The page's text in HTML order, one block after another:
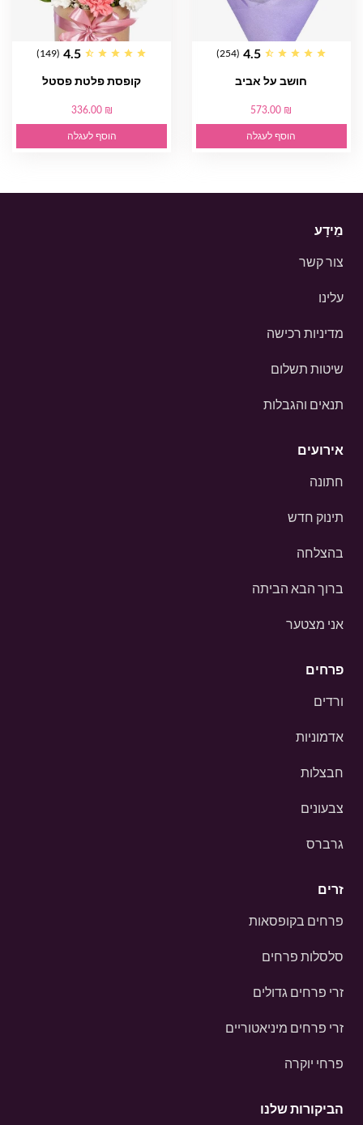
4.5
(254)
חושב על אביב
573.00 ₪
הוסף לעגלה
4.5
(149)
קופסת פלטת פסטל
336.00 ₪
הוסף לעגלה
מֵידָע
צור קשר
עלינו
מדיניות רכישה
שיטות תשלום
תנאים והגבלות
אירועים
חתונה
תינוק חדש
בהצלחה
ברוך הבא הביתה
אני מצטער
פרחים
ורדים
אדמוניות
חבצלות
צבעונים
גרברס
זרים
פרחים בקופסאות
סלסלות פרחים
זרי פרחים גדולים
זרי פרחים מיניאטוריים
פרחי יוקרה
הביקורות שלנו